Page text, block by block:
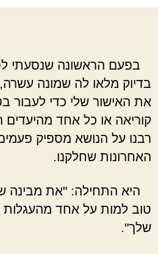
בדיוק מלאו לה שמונה
את האישור שלי כדי לעבור
קוריאה או כל אחד מהיעדים
רבנו על הנושא מספיק
האחרונות שחלקנו.
היא התחילה: "את מבינה
שלך".